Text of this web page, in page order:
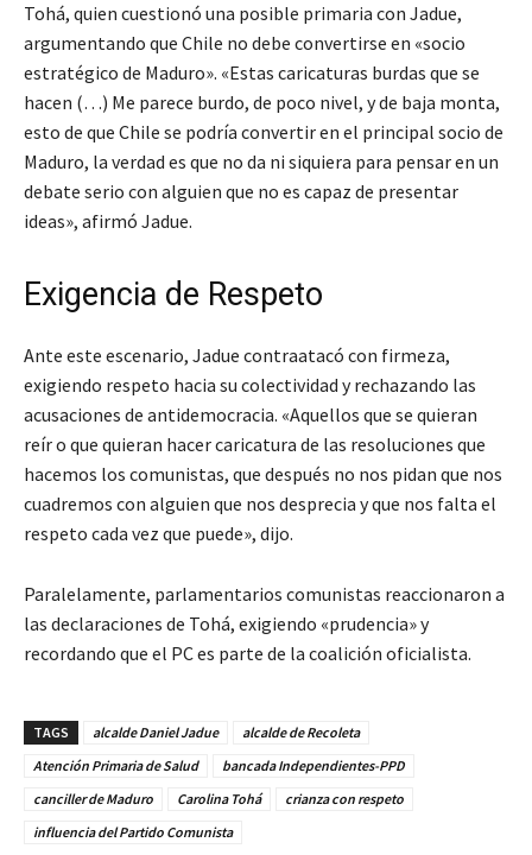
Tohá, quien cuestionó una posible primaria con Jadue,
argumentando que Chile no debe convertirse en «socio
estratégico de Maduro». «Estas caricaturas burdas que se
hacen (…) Me parece burdo, de poco nivel, y de baja monta,
esto de que Chile se podría convertir en el principal socio de
Maduro, la verdad es que no da ni siquiera para pensar en un
debate serio con alguien que no es capaz de presentar
ideas», afirmó Jadue.
Exigencia de Respeto
Ante este escenario, Jadue contraatacó con firmeza,
exigiendo respeto hacia su colectividad y rechazando las
acusaciones de antidemocracia. «Aquellos que se quieran
reír o que quieran hacer caricatura de las resoluciones que
hacemos los comunistas, que después no nos pidan que nos
cuadremos con alguien que nos desprecia y que nos falta el
respeto cada vez que puede», dijo.
Paralelamente, parlamentarios comunistas reaccionaron a
las declaraciones de Tohá, exigiendo «prudencia» y
recordando que el PC es parte de la coalición oficialista.
TAGS alcalde Daniel Jadue
alcalde de Recoleta
Atención Primaria de Salud
bancada Independientes-PPD
canciller de Maduro
Carolina Tohá
crianza con respeto
influencia del Partido Comunista